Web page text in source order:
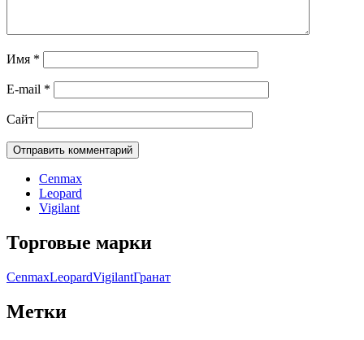
Имя *
E-mail *
Сайт
Cenmax
Leopard
Vigilant
Торговые марки
CenmaxLeopardVigilantГранат
Метки